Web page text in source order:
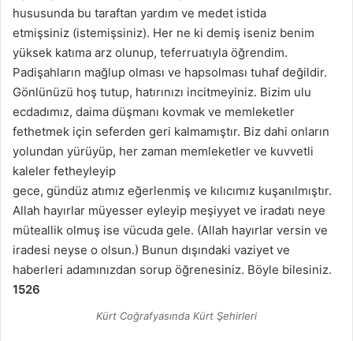
hususunda bu taraftan yardım ve medet istida
etmişsiniz (istemişsiniz). Her ne ki demiş iseniz benim
yüksek katıma arz olunup, teferruatıyla öğrendim.
Padişahların mağlup olması ve hapsolması tuhaf değildir.
Gönlünüzü hoş tutup, hatırınızı incitmeyiniz. Bizim ulu
ecdadımız, daima düşmanı kovmak ve memleketler
fethetmek için seferden geri kalmamıştır. Biz dahi onların
yolundan yürüyüp, her zaman memleketler ve kuvvetli
kaleler fetheyleyip
gece, gündüz atımız eğerlenmiş ve kılıcımız kuşanılmıştır.
Allah hayırlar müyesser eyleyip meşiyyet ve iradatı neye
müteallik olmuş ise vücuda gele. (Allah hayırlar versin ve
iradesi neyse o olsun.) Bunun dışındaki vaziyet ve
haberleri adamınızdan sorup öğrenesiniz. Böyle bilesiniz.
1526
Kürt Coğrafyasında Kürt Şehirleri